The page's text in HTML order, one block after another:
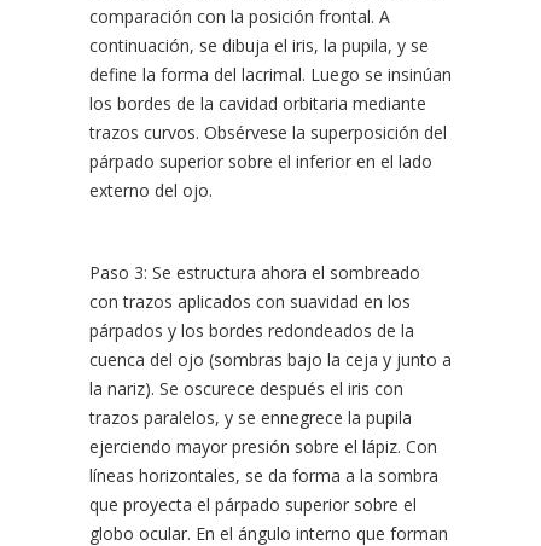
comparación con la posición frontal. A
continuación, se dibuja el iris, la pupila, y se
define la forma del lacrimal. Luego se insinúan
los bordes de la cavidad orbitaria mediante
trazos curvos. Obsérvese la superposición del
párpado superior sobre el inferior en el lado
externo del ojo.
Paso 3: Se estructura ahora el sombreado
con trazos aplicados con suavidad en los
párpados y los bordes redondeados de la
cuenca del ojo (sombras bajo la ceja y junto a
la nariz). Se oscurece después el iris con
trazos paralelos, y se ennegrece la pupila
ejerciendo mayor presión sobre el lápiz. Con
líneas horizontales, se da forma a la sombra
que proyecta el párpado superior sobre el
globo ocular. En el ángulo interno que forman